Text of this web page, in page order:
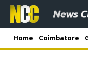
Home Coimbatore